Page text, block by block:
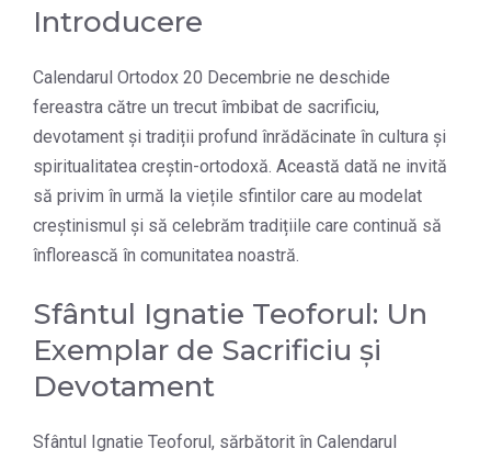
Introducere
Calendarul Ortodox 20 Decembrie ne deschide
fereastra către un trecut îmbibat de sacrificiu,
devotament și tradiții profund înrădăcinate în cultura și
spiritualitatea creștin-ortodoxă. Această dată ne invită
să privim în urmă la viețile sfintilor care au modelat
creștinismul și să celebrăm tradițiile care continuă să
înflorească în comunitatea noastră.
Sfântul Ignatie Teoforul: Un
Exemplar de Sacrificiu și
Devotament
Sfântul Ignatie Teoforul, sărbătorit în Calendarul